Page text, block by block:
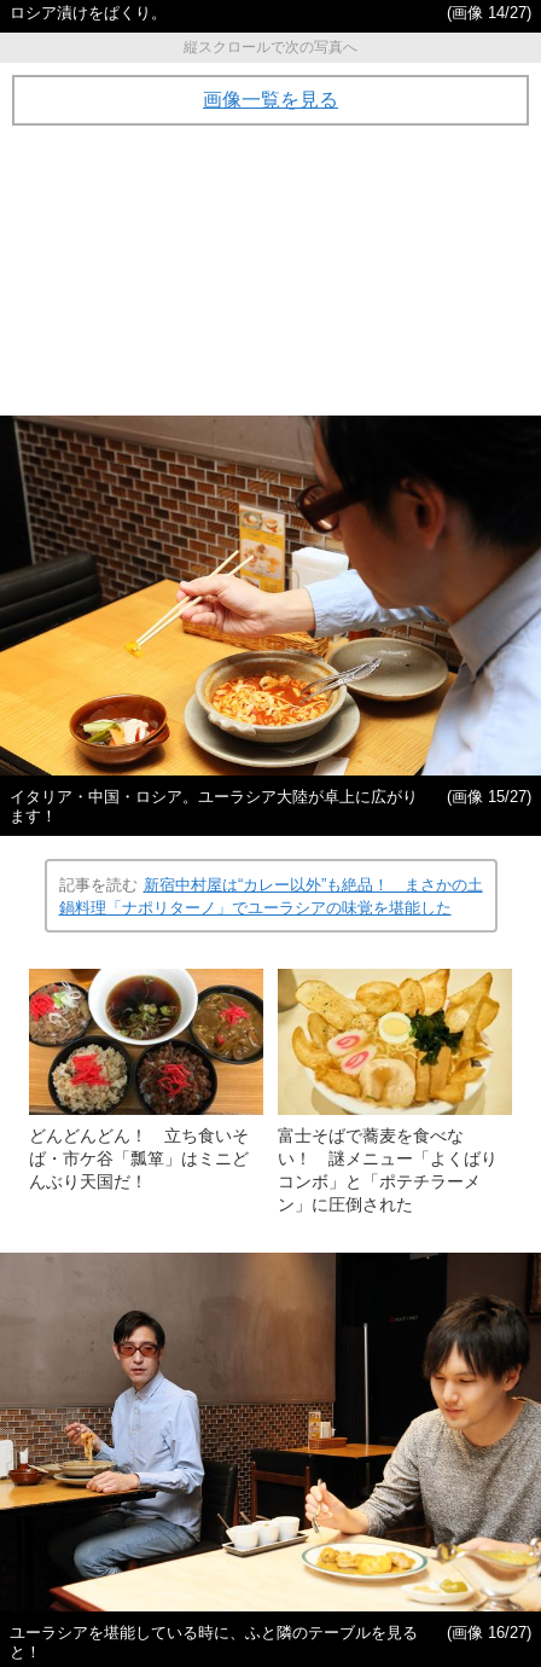
ロシア漬けをぱくり。
(画像 14/27)
縦スクロールで次の写真へ
画像一覧を見る
イタリア・中国・ロシア。ユーラシア大陸が卓上に広がり
ます！
(画像 15/27)
記事を読む 新宿中村屋は“カレー以外”も絶品！ まさかの土
鍋料理「ナポリターノ」でユーラシアの味覚を堪能した
どんどんどん！ 立ち食いそ
ば・市ケ谷「瓢箪」はミニど
んぶり天国だ！
富士そばで蕎麦を食べな
い！ 謎メニュー「よくばり
コンボ」と「ポテチラーメ
ン」に圧倒された
ユーラシアを堪能している時に、ふと隣のテーブルを見る
と！
(画像 16/27)